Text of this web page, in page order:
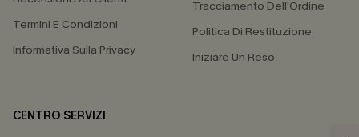
Termini E Condizioni
Informativa Sulla Privacy
Tracciamento Dell'Ordine
Politica Di Restituzione
Iniziare Un Reso
CENTRO SERVIZI